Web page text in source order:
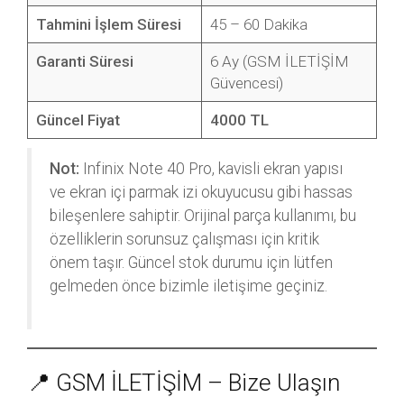
Tahmini İşlem Süresi 45 – 60 Dakika
Garanti Süresi
6 Ay (GSM İLETİŞİM
Güvencesi)
Güncel Fiyat 4000 TL
Not: Infinix Note 40 Pro, kavisli ekran yapısı
ve ekran içi parmak izi okuyucusu gibi hassas
bileşenlere sahiptir. Orijinal parça kullanımı, bu
özelliklerin sorunsuz çalışması için kritik
önem taşır. Güncel stok durumu için lütfen
gelmeden önce bizimle iletişime geçiniz.
📍 GSM İLETİŞİM – Bize Ulaşın